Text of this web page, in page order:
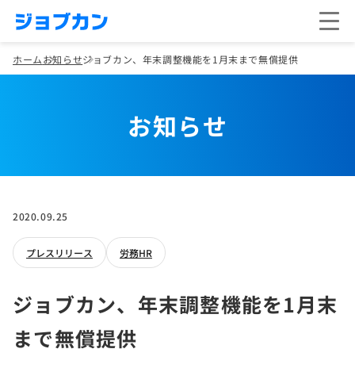
ホームお知らせジョブカン、年末調整機能を1月末まで無償提供
お知らせ
2020.09.25
プレスリリース 労務HR
ジョブカン、年末調整機能を1月末
まで無償提供